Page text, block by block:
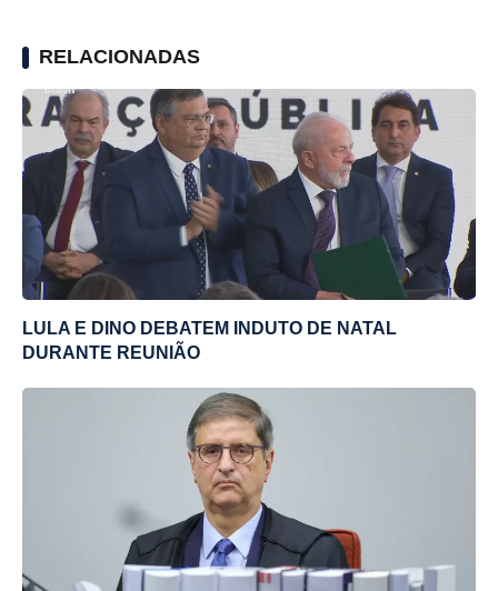
RELACIONADAS
LULA E DINO DEBATEM INDUTO DE NATAL
DURANTE REUNIÃO